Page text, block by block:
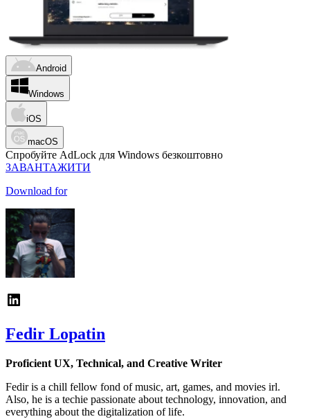
Android
Windows
iOS
macOS
Спробуйте AdLock для Windows безкоштовно
ЗАВАНТАЖИТИ
Download for
Fedir Lopatin
Proficient UX, Technical, and Creative Writer
Fedir is a chill fellow fond of music, art, games, and movies irl.
Also, he is a techie passionate about technology, innovation, and
everything about the digitalization of life.